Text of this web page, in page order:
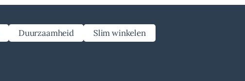
Duurzaamheid
Slim winkelen